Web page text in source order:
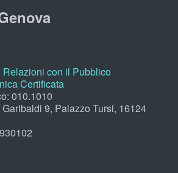
Relazioni con il Pubblico
Certificata
010.1010
9, Palazzo Tursi, 16124